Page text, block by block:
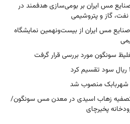
مس ایران بر بومی‌سازی هدفمند در
نفت، گاز و پتروشیمی
مس ایران از بیست‌ونهمین نمایشگاه
منصوب شد
تصفیه زهاب اسیدی در معدن مس سونگون/
پخیرچای